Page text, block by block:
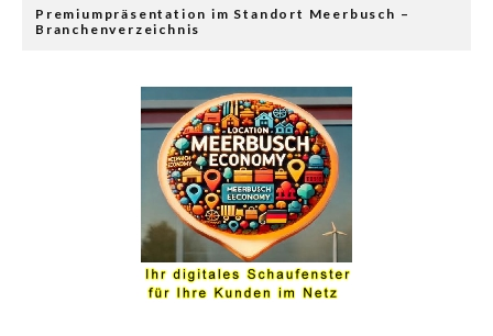
Premiumpräsentation im Standort Meerbusch –
Branchenverzeichnis